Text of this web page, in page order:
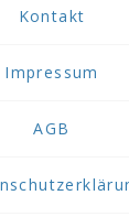
Kontakt
Impressum
AGB